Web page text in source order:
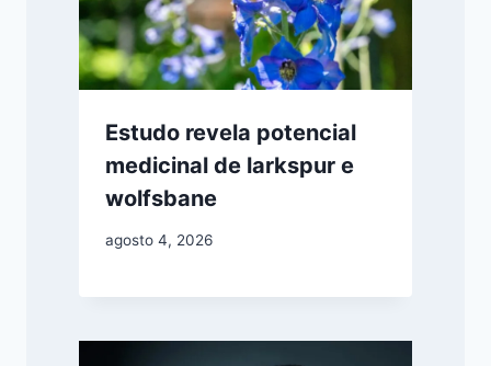
Estudo revela potencial
medicinal de larkspur e
wolfsbane
agosto 4, 2026